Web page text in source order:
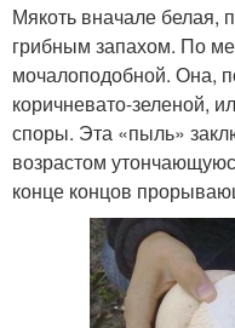
Мякоть вначале белая,
грибным запахом. По
мочалоподобной. Она,
коричневато-зеленой,
споры. Эта «пыль»
возрастом
конце концов